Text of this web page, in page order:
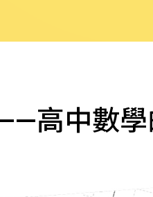
高中數